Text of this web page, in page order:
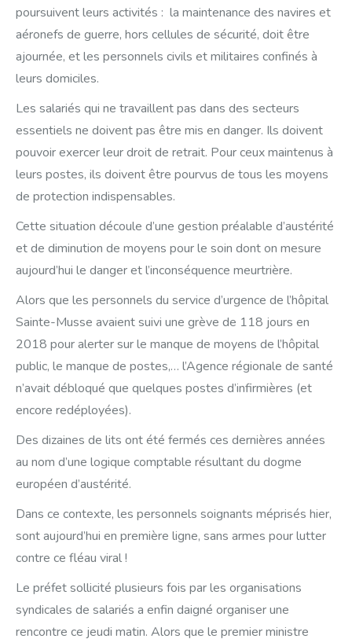
poursuivent leurs activités : la maintenance des navires et
aéronefs de guerre, hors cellules de sécurité, doit être
ajournée, et les personnels civils et militaires confinés à
leurs domiciles.
Les salariés qui ne travaillent pas dans des secteurs
essentiels ne doivent pas être mis en danger. Ils doivent
pouvoir exercer leur droit de retrait. Pour ceux maintenus à
leurs postes, ils doivent être pourvus de tous les moyens
de protection indispensables.
Cette situation découle d’une gestion préalable d’austérité
et de diminution de moyens pour le soin dont on mesure
aujourd’hui le danger et l’inconséquence meurtrière.
Alors que les personnels du service d’urgence de l’hôpital
Sainte-Musse avaient suivi une grève de 118 jours en
2018 pour alerter sur le manque de moyens de l’hôpital
public, le manque de postes,… l’Agence régionale de santé
n’avait débloqué que quelques postes d’infirmières (et
encore redéployées).
Des dizaines de lits ont été fermés ces dernières années
au nom d’une logique comptable résultant du dogme
européen d’austérité.
Dans ce contexte, les personnels soignants méprisés hier,
sont aujourd’hui en première ligne, sans armes pour lutter
contre ce fléau viral !
Le préfet sollicité plusieurs fois par les organisations
syndicales de salariés a enfin daigné organiser une
rencontre ce jeudi matin. Alors que le premier ministre